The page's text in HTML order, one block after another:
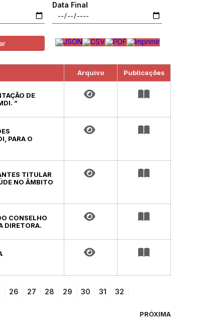
Data Final
Arquivo Publicações
DE
”
PARA O
TITULAR
NO ÂMBITO
CONSELHO
DIRETORA.
26 27 28 29 30 31 32
PRÓXIMA